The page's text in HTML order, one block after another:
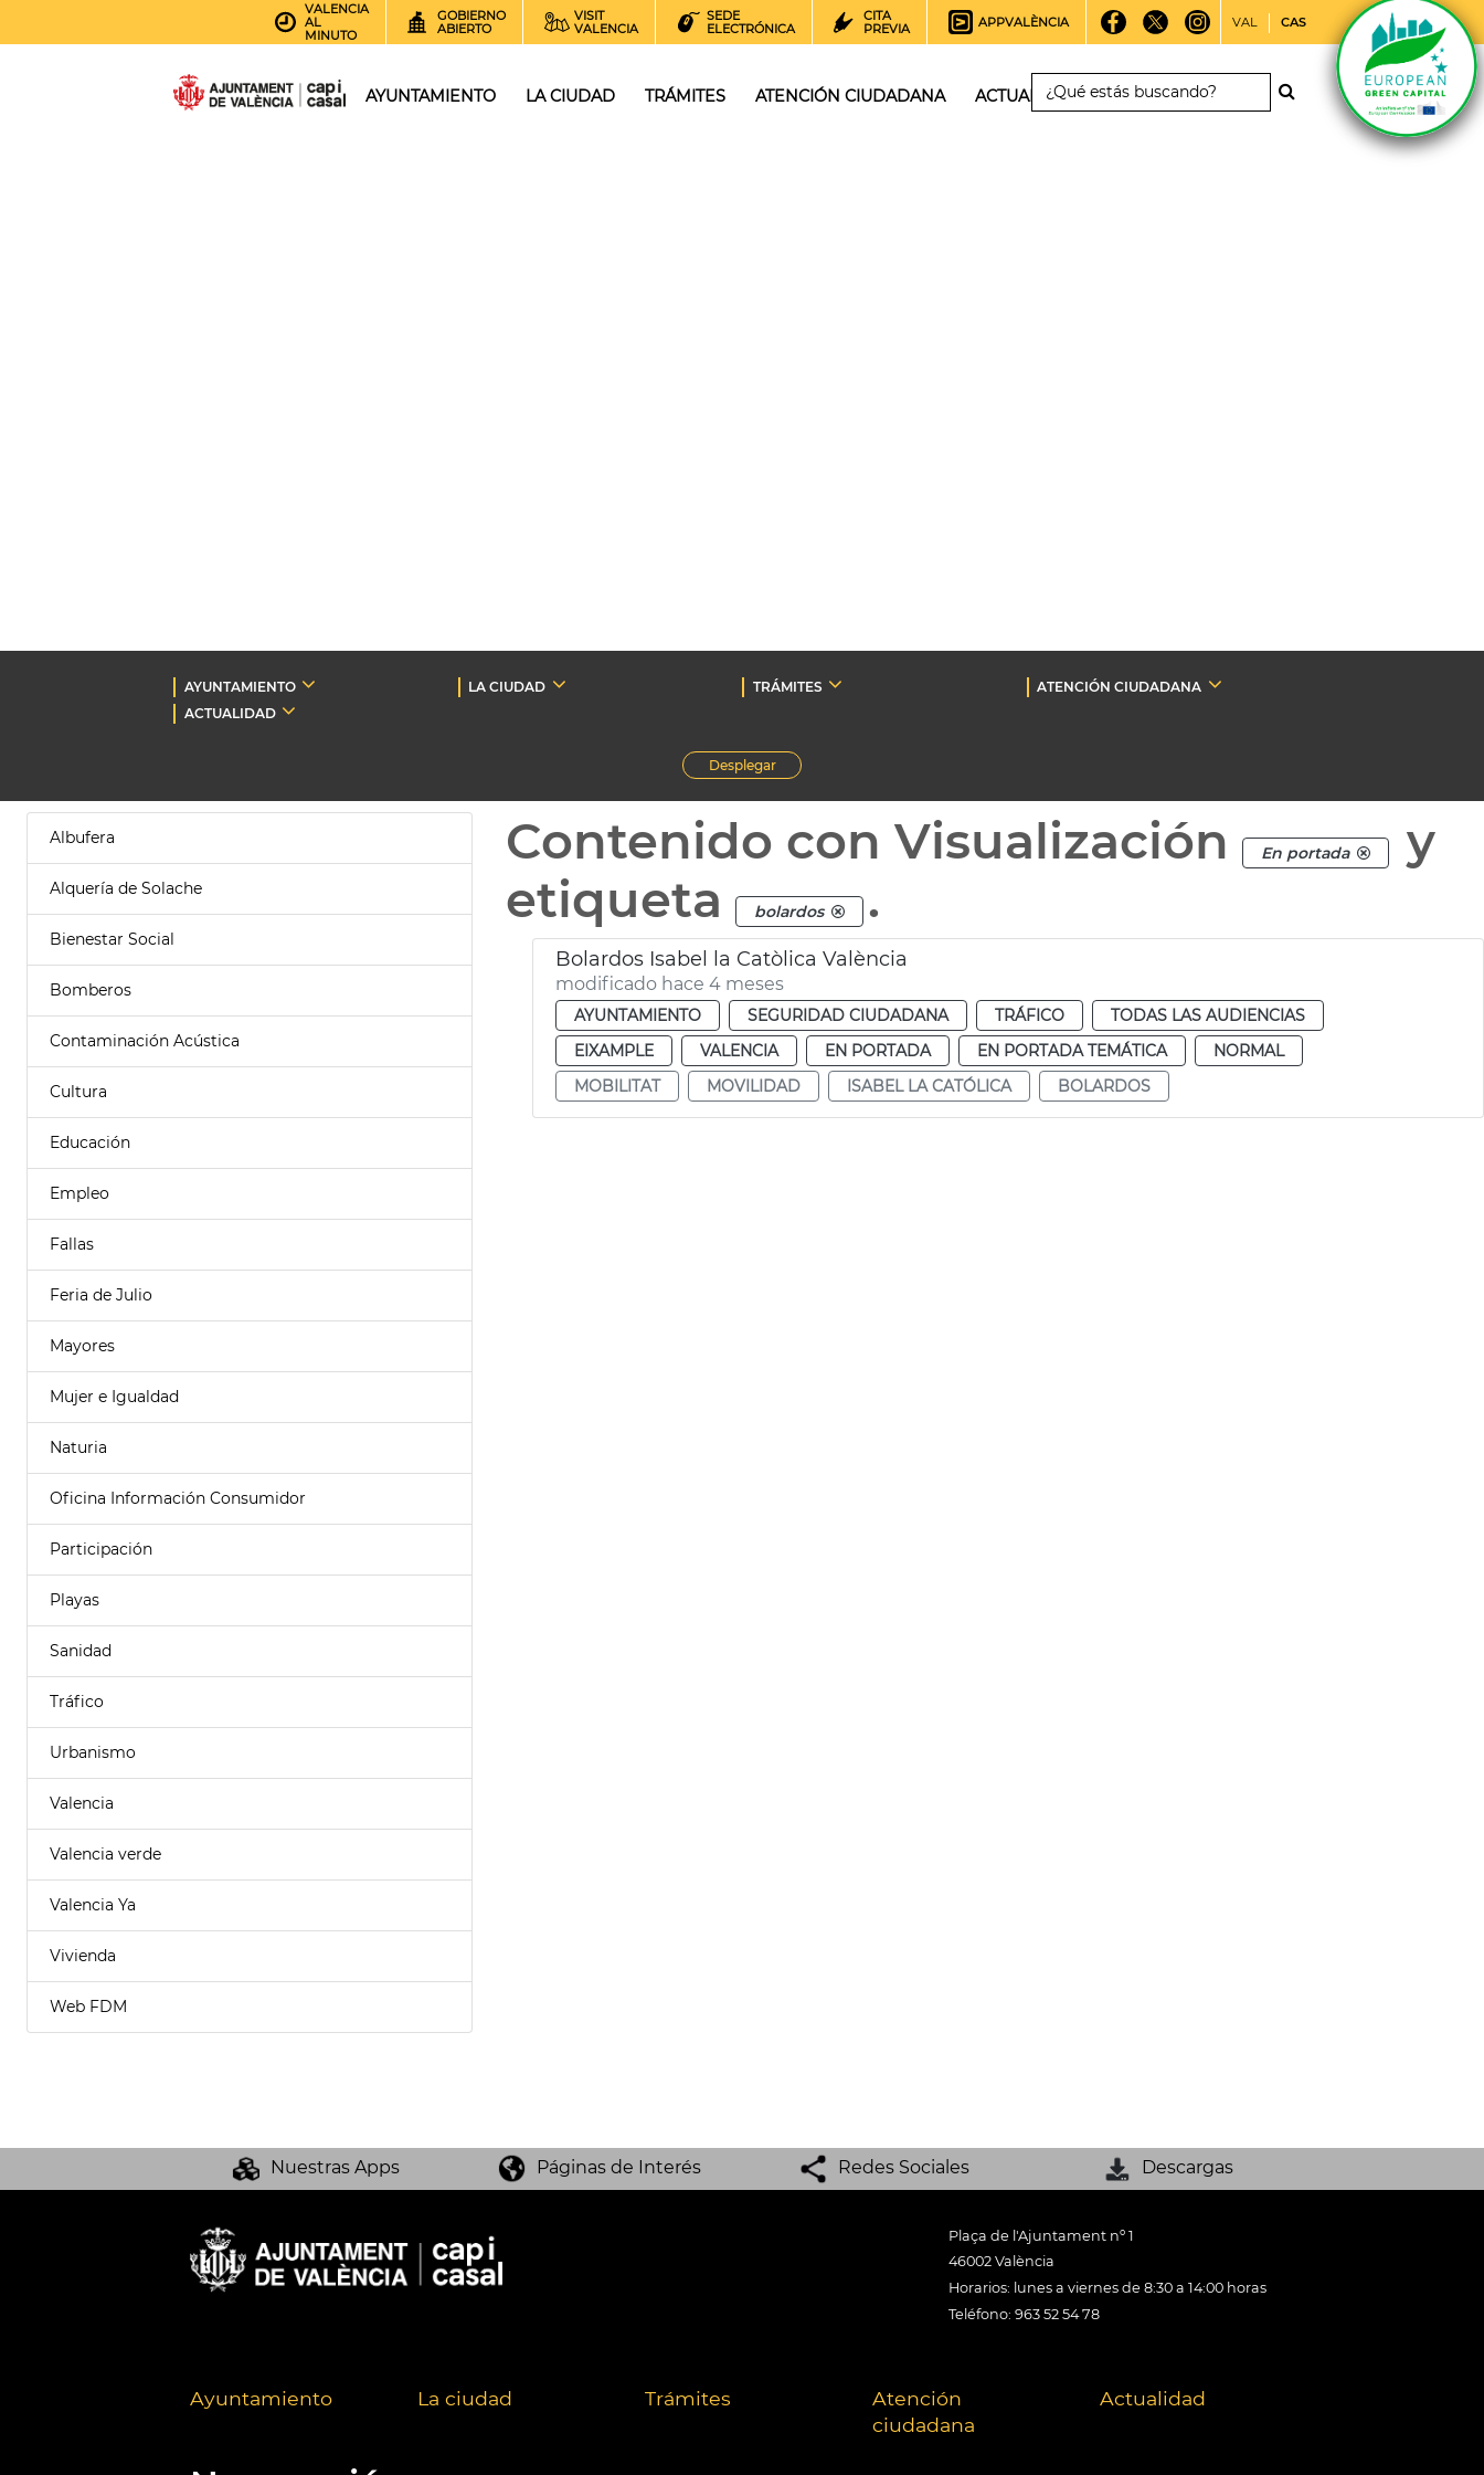
VALENCIA
AL
MINUTO
GOBIERNO
ABIERTO
VISIT
VALENCIA
SEDE
ELECTRÓNICA
CITA
PREVIA
APPVALÈNCIA VAL CAS
AYUNTAMIENTO LA CIUDAD TRÁMITES ATENCIÓN CIUDADANA ACTUALIDAD
AYUNTAMIENTO LA CIUDAD TRÁMITES
ATENCIÓN CIUDADANA
ACTUALIDAD
Desplegar
Albufera
Alquería de Solache
Bienestar Social
Bomberos
Contaminación Acústica
Cultura
Educación
Empleo
Fallas
Feria de Julio
Mayores
Mujer e Igualdad
Naturia
Oficina Información Consumidor
Participación
Playas
Sanidad
Tráfico
Urbanismo
Valencia
Valencia verde
Valencia Ya
Vivienda
Web FDM
Contenido con Visualización En portada
y
etiqueta
bolardos .
Bolardos Isabel la Catòlica València
modificado hace 4 meses
AYUNTAMIENTO SEGURIDAD CIUDADANA TRÁFICO
TODAS LAS AUDIENCIAS
EIXAMPLE
VALENCIA EN PORTADA EN PORTADA TEMÁTICA
NORMAL
MOBILITAT
MOVILIDAD ISABEL LA CATÓLICA BOLARDOS
Nuestras Apps Páginas de Interés Redes Sociales Descargas
Plaça de l'Ajuntament nº 1
46002 València
Horarios: lunes a viernes de 8:30 a 14:00 horas
Teléfono: 963 52 54 78
Ayuntamiento La ciudad Trámites
Atención
ciudadana
Actualidad